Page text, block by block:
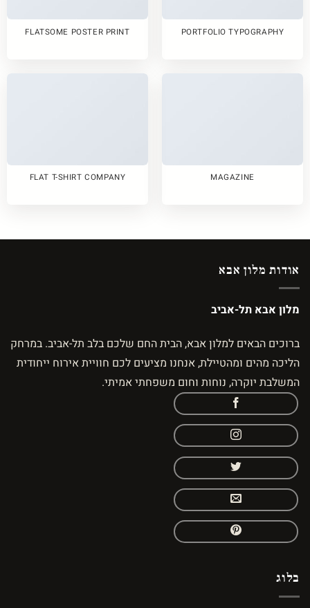
PORTFOLIO TYPOGRAPHY
FLATSOME POSTER PRINT
MAGAZINE
FLAT T-SHIRT COMPANY
אודות מלון אבא
מלון אבא תל-אביב
ברוכים הבאים למלון אבא, הבית החם שלכם בלב תל-אביב. במרחק
הליכה מהים ומהטיילת, אנחנו מציעים לכם חוויית אירוח ייחודית
המשלבת יוקרה, נוחות וחום משפחתי אמיתי.
בלוג